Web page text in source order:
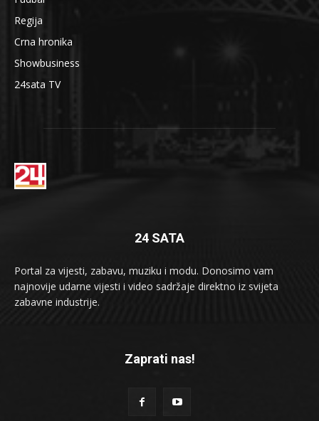
Regija
Crna hronika
Showbusiness
24sata TV
24 SATA
Portal za vijesti, zabavu, muziku i modu. Donosimo vam
najnovije udarne vijesti i video sadržaje direktno iz svijeta
zabavne industrije.
Zaprati nas!